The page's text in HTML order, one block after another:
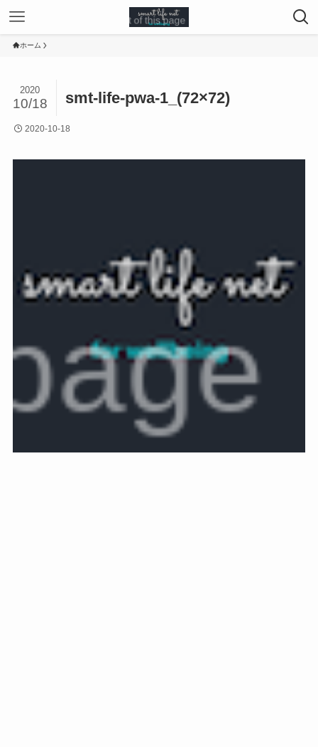
ホーム
smt-life-pwa-1_(72×72)
2020
10/18
2020-10-18